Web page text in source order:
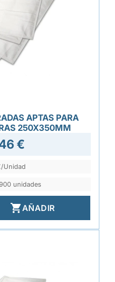
APTAS PARA
250X350MM
€
Unidad
unidades
AÑADIR